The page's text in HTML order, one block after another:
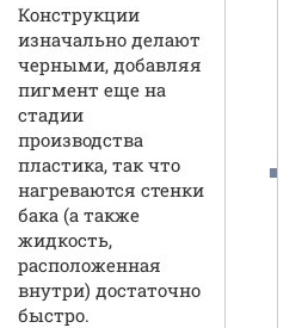
Конструкции
изначально делают
черными, добавляя
пигмент еще на
стадии
производства
пластика, так что
нагреваются стенки
бака (а также
жидкость,
расположенная
внутри) достаточно
быстро.